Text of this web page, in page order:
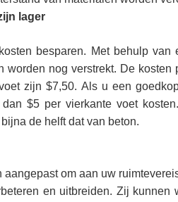
lager
besparen. Met behulp
nog verstrekt. De kosten
zijn $7,50. Als u een
$5 per vierkante voet
de helft dat van beton.
om aan uw
en uitbreiden. Zij kunnen